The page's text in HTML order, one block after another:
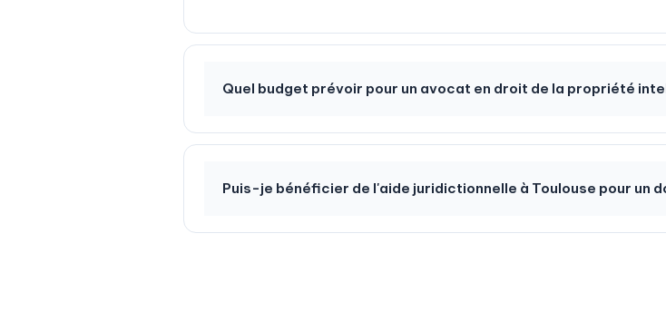
Quel budget prévoir pour un avocat en droit de la propriété
Puis-je bénéficier de l'aide juridictionnelle à Toulouse pour un